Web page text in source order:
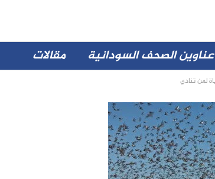
عناوين الصحف السودانية مقالات
لمن تنادي